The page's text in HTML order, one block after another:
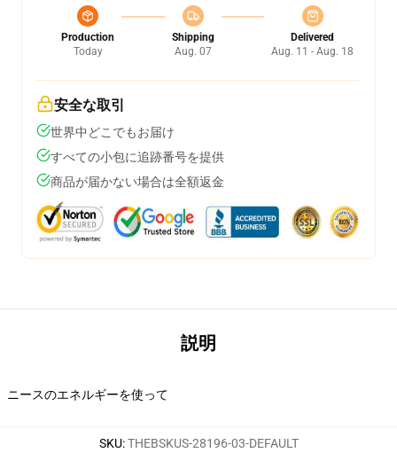
Production
Today
Shipping
Aug. 07
Delivered
Aug. 11 - Aug. 18
安全な取引
世界中どこでもお届け
すべての小包に追跡番号を提供
商品が届かない場合は全額返金
説明
ニースのエネルギーを使って
SKU:THEBSKUS-28196-03-DEFAULT